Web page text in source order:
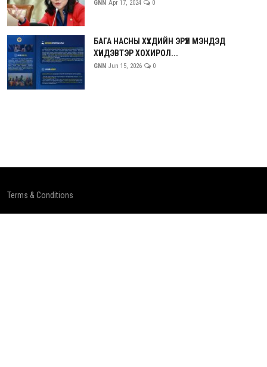
GNN Apr 17, 2024 0
БАГА НАСНЫ ХҮҮХДИЙН ЭРҮҮЛ МЭНДЭД
ХҮНДЭВТЭР ХОХИРОЛ...
GNN Jun 15, 2026 0
Terms & Conditions